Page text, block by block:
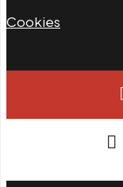
Cookies